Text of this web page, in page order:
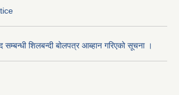
सम्बन्धी शिलबन्दी बोलपत्र आब्हान गरिएको सूचना ।